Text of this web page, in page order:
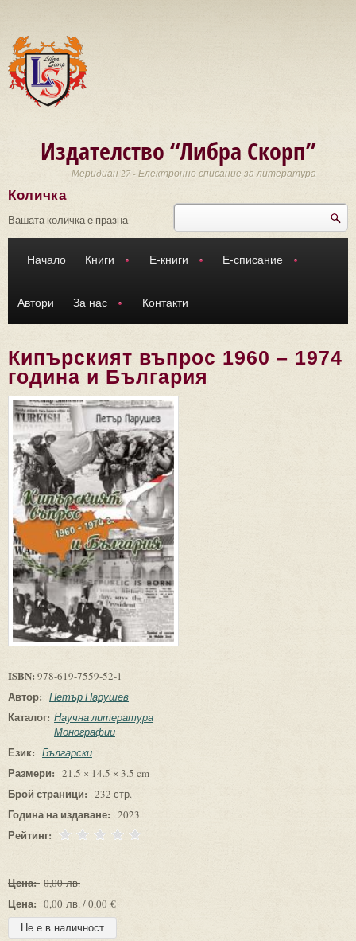
Издателство “Либра Скорп”
Меридиан 27 - Електронно списание за литература
Търси
Количка
Вашата количка е празна
Начало Книги Е-книги Е-списание
Автори За нас Контакти
Кипърският въпрос 1960 – 1974
година и България
ISBN: 978-619-7559-52-1
Автор: Петър Парушев
Каталог: Научна литература
Монографии
Език: Български
Размери: 21.5 × 14.5 × 3.5 cm
Брой страници: 232 стр.
Година на издаване: 2023
Рейтинг:
Цена: 0,00 лв.
Цена: 0,00 лв. / 0,00 €